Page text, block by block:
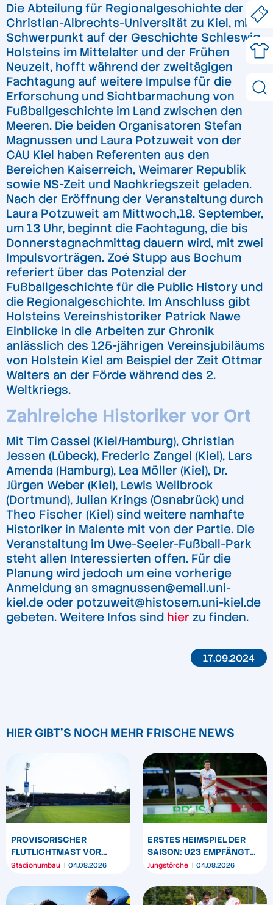
Die Abteilung für Regionalgeschichte der
Christian-Albrechts-Universität zu Kiel, mit
Schwerpunkt auf der Geschichte Schleswig-
Holsteins im Mittelalter und der Frühen
Neuzeit, hofft während der zweitägigen
Fachtagung auf weitere Impulse für die
Erforschung und Sichtbarmachung von
Fußballgeschichte im Land zwischen den
Meeren. Die beiden Organisatoren Stefan
Magnussen und Laura Potzuweit von der
CAU Kiel haben Referenten aus den
Bereichen Kaiserreich, Weimarer Republik
sowie NS-Zeit und Nachkriegszeit geladen.
Nach der Eröffnung der Veranstaltung durch
Laura Potzuweit am Mittwoch,18. September,
um 13 Uhr, beginnt die Fachtagung, die bis
Donnerstagnachmittag dauern wird, mit zwei
Impulsvorträgen. Zoé Stupp aus Bochum
referiert über das Potenzial der
Fußballgeschichte für die Public History und
die Regionalgeschichte. Im Anschluss gibt
Holsteins Vereinshistoriker Patrick Nawe
Einblicke in die Arbeiten zur Chronik
anlässlich des ­125-jährigen Vereinsjubiläums
von Holstein Kiel am Beispiel der Zeit Ottmar
Walters an der Förde während des 2.
Weltkriegs.
Zahlreiche Historiker vor Ort
Mit Tim Cassel (Kiel/Hamburg), Christian
Jessen (Lübeck), Frederic Zangel (Kiel), Lars
Amenda (Hamburg), Lea Möller (Kiel), Dr.
Jürgen Weber (Kiel), Lewis Wellbrock
(Dortmund), Julian Krings (Osnabrück) und
Theo Fischer (Kiel) sind weitere namhafte
Historiker in Malente mit von der Partie. Die
Veranstaltung im Uwe-Seeler-Fußball-Park
steht allen Interessierten offen. Für die
Planung wird jedoch um eine vorherige
Anmeldung an smagnussen@email.uni-
kiel.de oder potzuweit@histosem.uni-kiel.de
gebeten. Weitere Infos sind hier zu finden.
17.09.2024
HIER GIBT'S NOCH MEHR FRISCHE NEWS
PROVISORISCHER
FLUTLICHTMAST VOR
WESTTRIBÜNE WIRD
Stadionumbau 04.08.2026
ERSTES HEIMSPIEL DER
SAISON: U23 EMPFÄNGT
HEIDER SV
Jungstörche 04.08.2026